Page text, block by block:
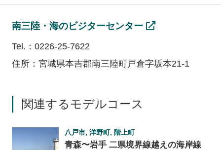
南三陸・海のビジターセンター
Tel.：0226-25-7622
住所：宮城県本吉郡南三陸町戸倉字坂本21-1
関連するモデルコース
八戸市, 洋野町, 階上町
青森〜岩手 二県境界線越えの海岸線